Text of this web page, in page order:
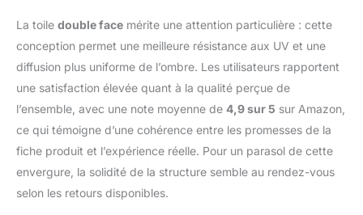
soleil, ses couleurs
restent vives et
résistent bien à la
L'ensemble comprend
un parasol balcon, une
base, un éclairage
extérieur intégré et
(sable non inclus).
La toile double face mérite une attention particulière : cette
conception permet une meilleure résistance aux UV et une
diffusion plus uniforme de l’ombre. Les utilisateurs rapportent
une satisfaction élevée quant à la qualité perçue de
l’ensemble, avec une note moyenne de 4,9 sur 5 sur Amazon,
ce qui témoigne d’une cohérence entre les promesses de la
fiche produit et l’expérience réelle. Pour un parasol de cette
envergure, la solidité de la structure semble au rendez-vous
selon les retours disponibles.